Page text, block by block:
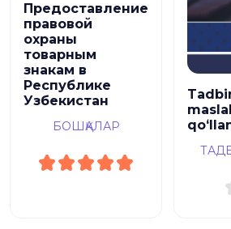
Предоставление
правовой
охраны
товарным
знакам в
Республике
Узбекистан
БОШҚАЛАР